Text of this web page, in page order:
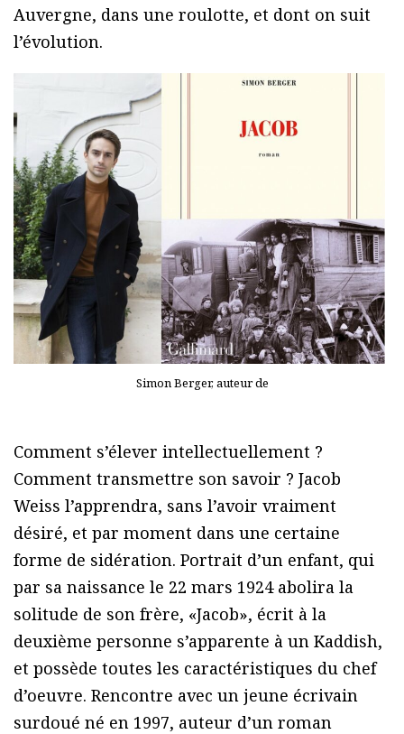
Auvergne, dans une roulotte, et dont on suit
l’évolution.
Simon Berger, auteur de
Comment s’élever intellectuellement ?
Comment transmettre son savoir ? Jacob
Weiss l’apprendra, sans l’avoir vraiment
désiré, et par moment dans une certaine
forme de sidération. Portrait d’un enfant, qui
par sa naissance le 22 mars 1924 abolira la
solitude de son frère, «Jacob», écrit à la
deuxième personne s’apparente à un Kaddish,
et possède toutes les caractéristiques du chef
d’oeuvre. Rencontre avec un jeune écrivain
surdoué né en 1997, auteur d’un roman